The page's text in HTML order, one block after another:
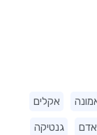
אקלים
גנטיקה